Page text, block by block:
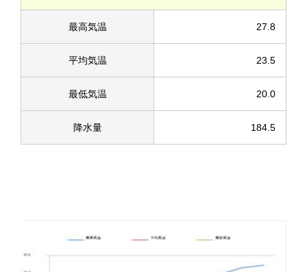
最高気温 27.8
平均気温 23.5
最低気温 20.0
降水量 184.5